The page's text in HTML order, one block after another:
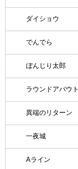
ダイショウ
でんでら
ぼんじり太郎
ラウンドアバウト
異端のリターン
一夜城
Aライン